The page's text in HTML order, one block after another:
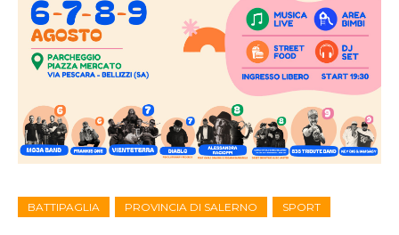
BATTIPAGLIA PROVINCIA DI SALERNO SPORT